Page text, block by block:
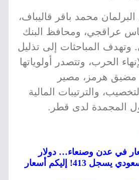
محمد باقر قاليباف،
عراقجي، ومحافظ البنك
وتهدف المباحثات إلى تذليل
الحرب، وتتصدر أولوياتها
مضيق هرمز، مصير
والترتيبات المالية
المجمدة لدى قطر.
في عدن وصنعاء… دولار
يصل 1582 وريال سعودي يسجل 413! إليكم أسعار